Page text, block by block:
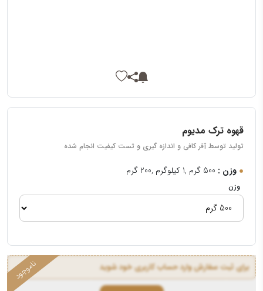
قهوه ترک مدیوم
تولید توسط آفر کافی و اندازه گیری و تست کیفیت انجام شده
وزن : 500 گرم ,1 کیلوگرم ,200 گرم
وزن
برای ثبت سفارش وارد حساب کاربری خود شوید